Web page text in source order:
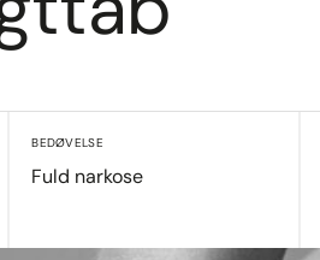
BEDØVELSE
Fuld narkose